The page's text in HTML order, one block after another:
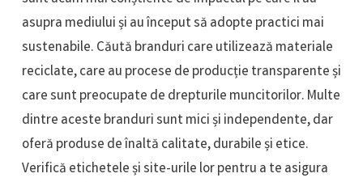
asupra mediului și au început să adopte practici mai
sustenabile. Căută branduri care utilizează materiale
reciclate, care au procese de producție transparente și
care sunt preocupate de drepturile muncitorilor. Multe
dintre aceste branduri sunt mici și independente, dar
oferă produse de înaltă calitate, durabile și etice.
Verifică etichetele și site-urile lor pentru a te asigura